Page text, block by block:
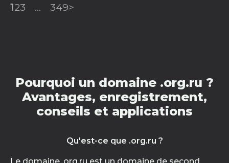
123 ... 349>
Pourquoi un domaine .org.ru ?
Avantages, enregistrement,
conseils et applications
Qu'est-ce que .org.ru ?